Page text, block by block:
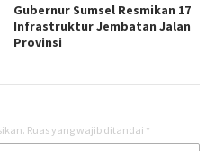
Gubernur Sumsel Resmikan 17
Infrastruktur Jembatan Jalan
Provinsi
Ruas yang wajib ditandai *